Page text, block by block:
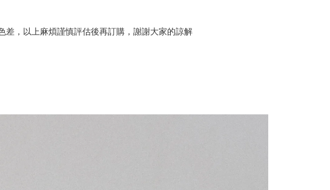
差，以上麻煩謹慎評估後再訂購，謝謝大家的諒解